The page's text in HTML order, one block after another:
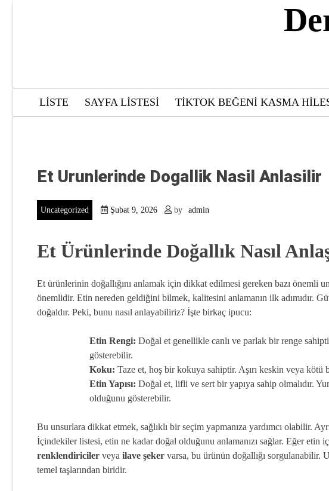
LISTE SAYFA LISTESI TIKTOK BEĞENI KASMA
Et Urunlerinde Dogallik Nasil Anlasilir
Uncategorized Şubat 9, 2026 by admin
Et Ürünlerinde Doğallık Nasıl
Et ürünlerinin doğallığını anlamak için dikkat edilmesi gereken bazı önemli
önemlidir. Etin nereden geldiğini bilmek, kalitesini anlamanın ilk adımıdır.
doğaldır. Peki, bunu nasıl anlayabiliriz? İşte birkaç ipucu:
Etin Rengi: Doğal et genellikle canlı ve parlak bir renge
gösterebilir.
Koku: Taze et, hoş bir kokuya sahiptir. Aşırı keskin veya
Etin Yapısı: Doğal et, lifli ve sert bir yapıya sahip olmalıdır.
olduğunu gösterebilir.
Bu unsurlara dikkat etmek, sağlıklı bir seçim yapmanıza yardımcı olabilir.
İçindekiler listesi, etin ne kadar doğal olduğunu anlamanızı sağlar. Eğer etin
renklendiriciler veya ilave şeker varsa, bu ürünün doğallığı sorgulanabilir.
temel taşlarından biridir.